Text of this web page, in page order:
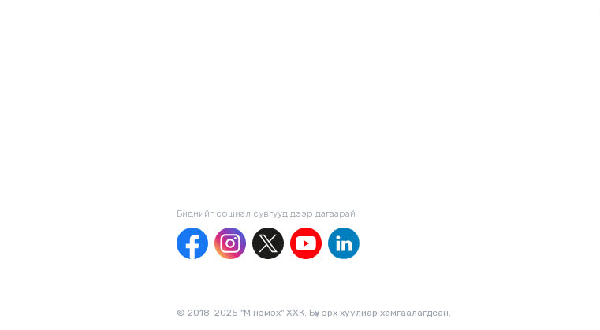
Биднийг сошиал сувгууд дээр дагаaрай
© 2018-2025 "М нэмэх" ХХК. Бүх эрх хуулиар хамгаалагдсан.